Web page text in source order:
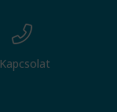
Kapcsolat